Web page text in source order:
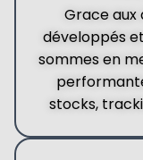
Grace aux
développés
sommes en
stocks,